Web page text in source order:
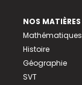
NOS MATIÈRES
Mathématiques
Histoire
Géographie
SVT